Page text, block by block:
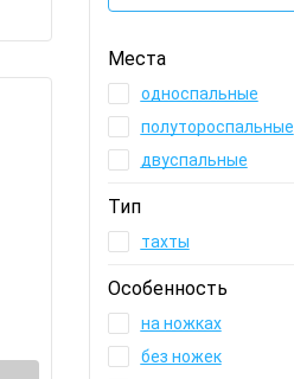
Места
односпальные
полутороспальные
двуспальные
Тип
тахты
Особенность
на ножках
без ножек